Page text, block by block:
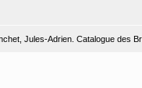
Jules-Adrien. Catalogue des